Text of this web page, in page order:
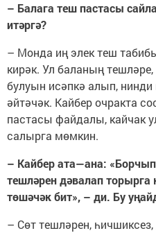
– Балага теш пастасы
итәргә?
– Монда иң элек теш
кирәк. Ул баланың
булуын исәпкә алып, нинди
әйтәчәк. Кайбер очракта
пастасы файдалы, кайчак
салырга мөмкин.
– Кайбер ата—ана: «Борчып
тешләрен дәвалап
төшәчәк бит», – ди. Бу
– Сөт тешләрен,